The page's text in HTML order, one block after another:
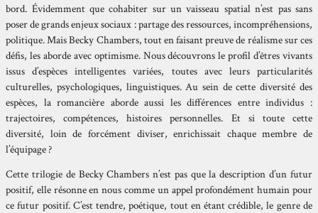
bord. Évidemment que cohabiter sur un vaisseau spatial n’est pas sans
poser de grands enjeux sociaux : partage des ressources, incompréhensions,
politique. Mais Becky Chambers, tout en faisant preuve de réalisme sur ces
défis, les aborde avec optimisme. Nous découvrons le profil d’êtres vivants
issus d’espèces intelligentes variées, toutes avec leurs particularités
culturelles, psychologiques, linguistiques. Au sein de cette diversité des
espèces, la romancière aborde aussi les différences entre individus :
trajectoires, compétences, histoires personnelles. Et si toute cette
diversité, loin de forcément diviser, enrichissait chaque membre de
l’équipage ?
Cette trilogie de Becky Chambers n’est pas que la description d’un futur
positif, elle résonne en nous comme un appel profondément humain pour
ce futur positif. C’est tendre, poétique, tout en étant crédible, le genre de